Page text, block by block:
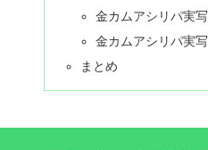
金カムアシリパ実
金カムアシリパ実
まとめ